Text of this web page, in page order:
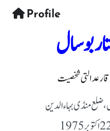
Profile
بوسال
عدالتی شخصیت
ضلع منڈی بہاءالدین